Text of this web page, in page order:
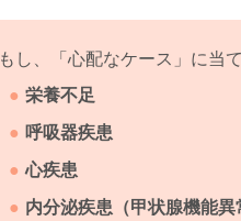
もし、「心配なケース」に当
栄養不足
呼吸器疾患
心疾患
内分泌疾患（甲状腺機能異